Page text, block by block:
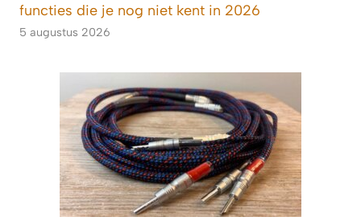
functies die je nog niet kent in 2026
5 augustus 2026